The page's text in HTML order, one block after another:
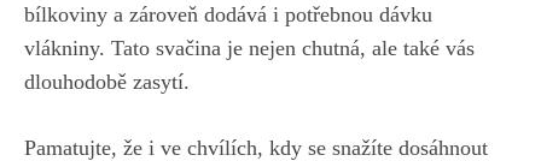
bílkoviny a zároveň dodává i potřebnou dávku
vlákniny. Tato svačina je nejen chutná, ale také vás
dlouhodobě zasytí.
Pamatujte, že i ve chvílích, kdy se snažíte dosáhnout